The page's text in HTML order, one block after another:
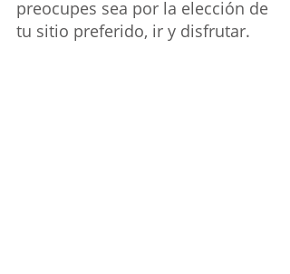
preocupes sea por la elección de
tu sitio preferido, ir y disfrutar.